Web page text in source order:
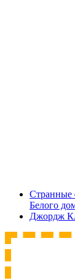
Странные
Белого
Джордж